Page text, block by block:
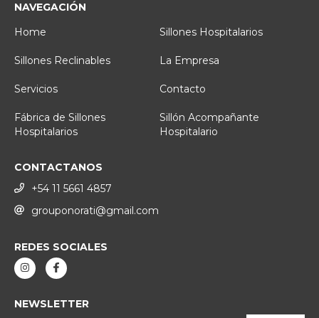
NAVEGACIÓN
Home
Sillones Hospitalarios
Sillones Reclinables La Empresa
Servicios Contacto
Fábrica de Sillones
Hospitalarios
Sillón Acompañante
Hospitalario
CONTACTANOS
+54 11 5661 4857
grouponorati@gmail.com
REDES SOCIALES
NEWSLETTER